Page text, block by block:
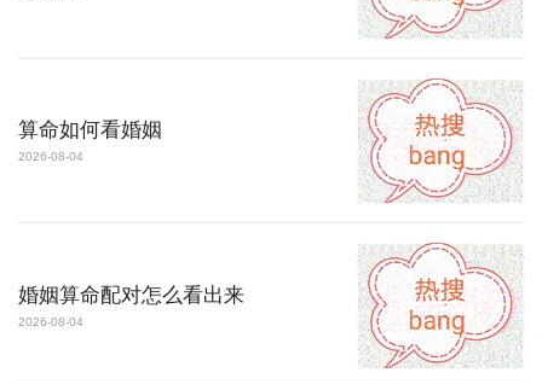
算命如何看婚姻
2026-08-04
婚姻算命配对怎么看出来
2026-08-04